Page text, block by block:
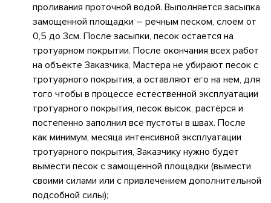
проливания проточной водой. Выполняется засыпка
замощенной площадки – речным песком, слоем от
0,5 до 3см. После засыпки, песок остается на
тротуарном покрытии. После окончания всех работ
на объекте Заказчика, Мастера не убирают песок с
тротуарного покрытия, а оставляют его на нем, для
того чтобы в процессе естественной эксплуатации
тротуарного покрытия, песок высок, растёрся и
постепенно заполнил все пустоты в швах. После
как минимум, месяца интенсивной эксплуатации
тротуарного покрытия, Заказчику нужно будет
вымести песок с замощенной площадки (вымести
своими силами или с привлечением дополнительной
подсобной силы);